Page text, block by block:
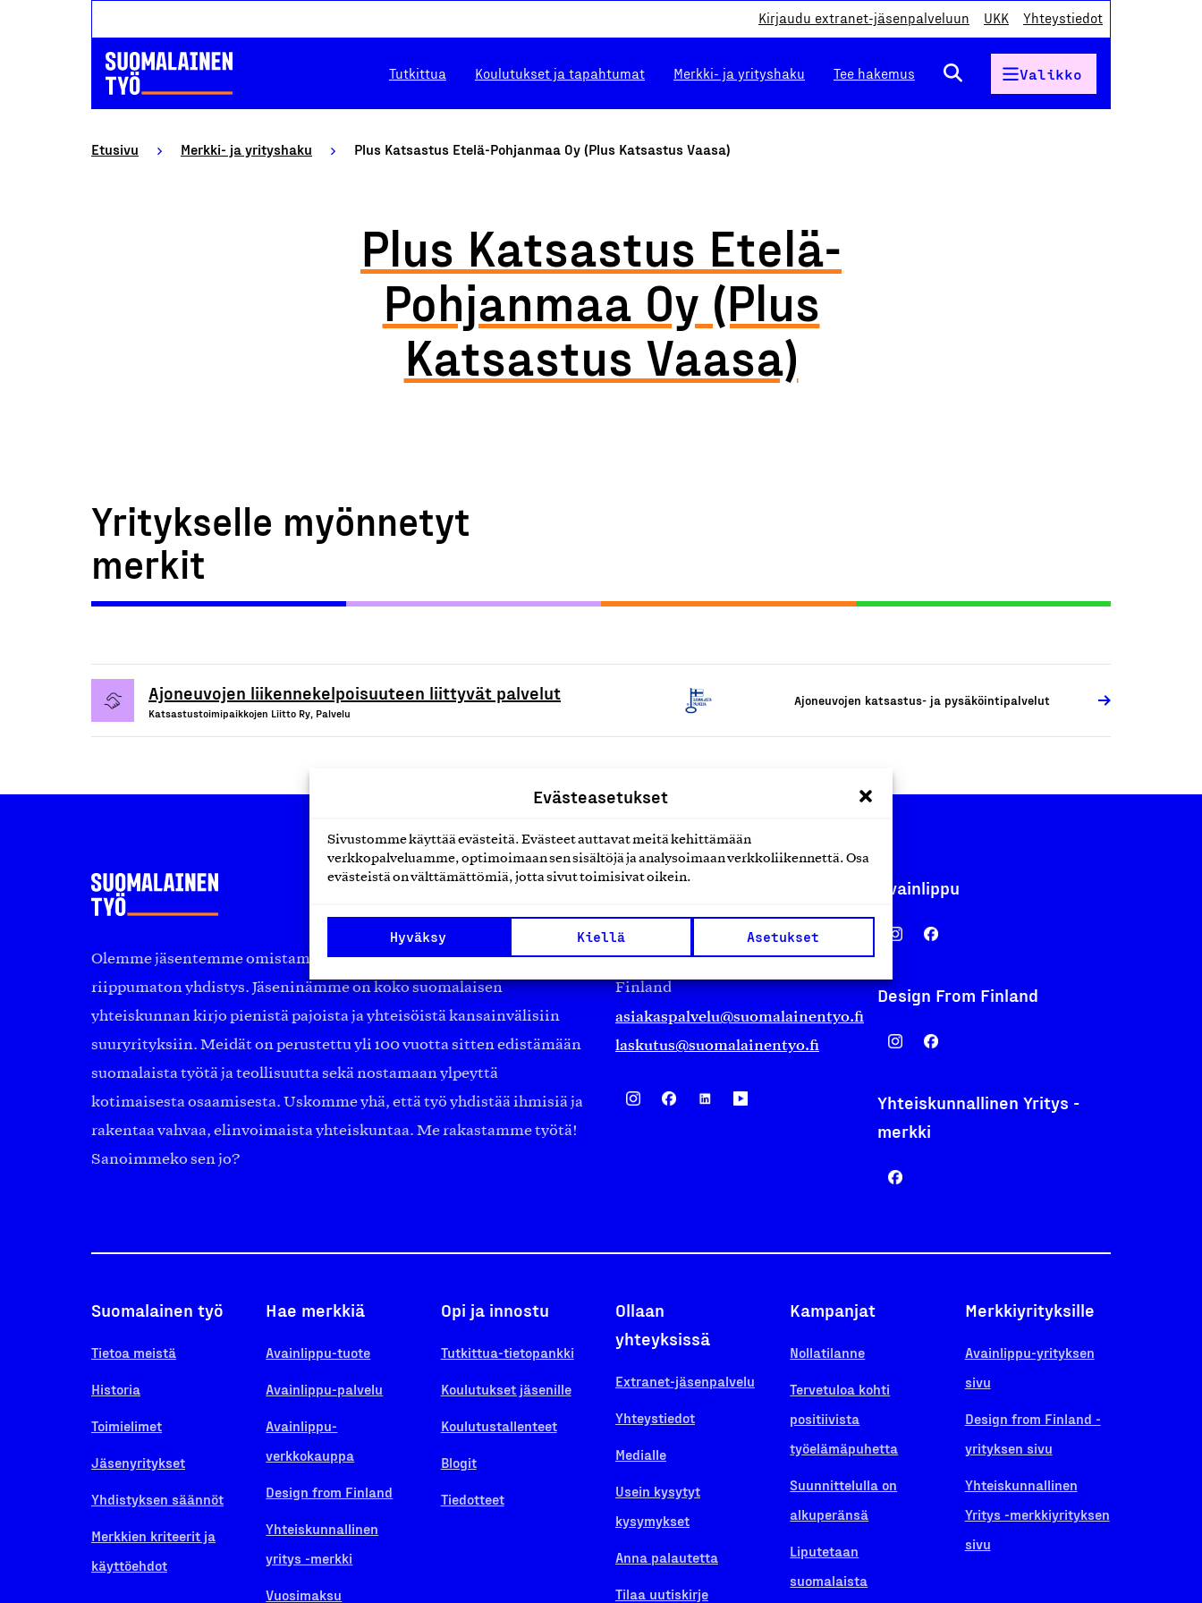
Evästeasetukset
Sivustomme käyttää evästeitä. Evästeet auttavat meitä kehittämään
verkkopalveluamme, optimoimaan sen sisältöjä ja analysoimaan verkkoliikennettä. Osa
evästeistä on välttämättömiä, jotta sivut toimisivat oikein.
Hyväksy Kiellä Asetukset
Kirjaudu extranet-jäsenpalveluun UKK Yhteystiedot
Tutkittua Koulutukset ja tapahtumat Merkki- ja yrityshaku Tee hakemus Valikko
Etusivu Merkki- ja yrityshaku Plus Katsastus Etelä-Pohjanmaa Oy (Plus Katsastus Vaasa)
Plus Katsastus Etelä-
Pohjanmaa Oy (Plus
Katsastus Vaasa)
Yritykselle myönnetyt
merkit
Ajoneuvojen liikennekelpoisuuteen liittyvät palvelut
Katsastustoimipaikkojen Liitto Ry, Palvelu
Ajoneuvojen katsastus- ja pysäköintipalvelut
Olemme jäsentemme omistama puolueeton, työmarkkinajärjestöistä
riippumaton yhdistys. Jäseninämme on koko suomalaisen
yhteiskunnan kirjo pienistä pajoista ja yhteisöistä kansainvälisiin
suuryrityksiin. Meidät on perustettu yli 100 vuotta sitten edistämään
suomalaista työtä ja teollisuutta sekä nostamaan ylpeyttä
kotimaisesta osaamisesta. Uskomme yhä, että työ yhdistää ihmisiä ja
rakentaa vahvaa, elinvoimaista yhteiskuntaa. Me rakastamme työtä!
Sanoimmeko sen jo?
Suomalainen työ ry
Eteläranta 14,
00130 Helsinki
Finland
asiakaspalvelu@suomalainentyo.fi
laskutus@suomalainentyo.fi
Avainlippu
Design From Finland
Yhteiskunnallinen Yritys -
merkki
Suomalainen työ
Tietoa meistä
Historia
Toimielimet
Jäsenyritykset
Yhdistyksen säännöt
Merkkien kriteerit ja
käyttöehdot
Hae merkkiä
Avainlippu-tuote
Avainlippu-palvelu
Avainlippu-
verkkokauppa
Design from Finland
Yhteiskunnallinen
yritys -merkki
Vuosimaksu
Opi ja innostu
Tutkittua-tietopankki
Koulutukset jäsenille
Koulutustallenteet
Blogit
Tiedotteet
Ollaan
yhteyksissä
Extranet-jäsenpalvelu
Yhteystiedot
Medialle
Usein kysytyt
kysymykset
Anna palautetta
Tilaa uutiskirje
Kampanjat
Nollatilanne
Tervetuloa kohti
positiivista
työelämäpuhetta
Suunnittelulla on
alkuperänsä
Liputetaan
suomalaista
Merkkiyrityksille
Avainlippu-yrityksen
sivu
Design from Finland -
yrityksen sivu
Yhteiskunnallinen
Yritys -merkkiyrityksen
sivu